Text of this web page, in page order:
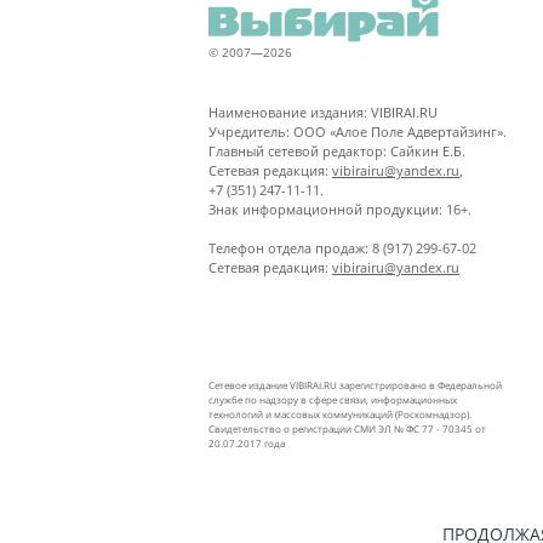
© 2007—2026
Наименование издания: VIBIRAI.RU
Учредитель: ООО «Алое Поле Адвертайзинг».
Главный сетевой редактор: Сайкин Е.Б.
Сетевая редакция: vibirairu@yandex.ru
+7 (351) 247-11-11.
Знак информационной продукции: 16+.
Телефон отдела продаж: 8 (917) 299-67-02
Сетевая редакция: vibirairu@yandex.ru
Сетевое издание VIBIRAI.RU зарегистрировано в Федеральной
службе по надзору в сфере связи, информационных
технологий и массовых коммуникаций (Роскомнадзор).
Свидетельство о регистрации СМИ ЭЛ № ФС 77 - 70345 от
20.07.2017 года